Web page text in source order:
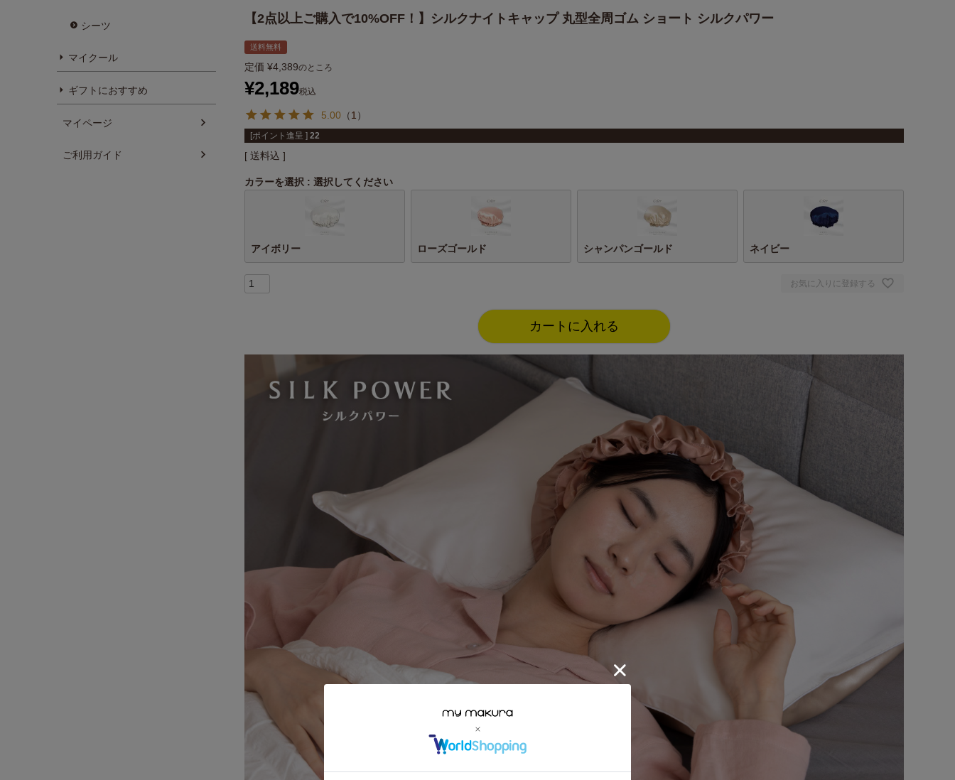
シーツ
マイクール
ギフトにおすすめ
マイページ
ご利用ガイド
【2点以上ご購入で10%OFF！】シルクナイトキャップ 丸型全周ゴム ショート シルクパワー
送料無料
定価 ¥4,389のところ
¥2,189税込
5.00 （1 ）
[ポイント進呈 ] 22
送料込
カラーを選択 選択してください
アイボリー ローズゴールド シャンパンゴールド ネイビー
お気に入りに登録する
カートに入れる